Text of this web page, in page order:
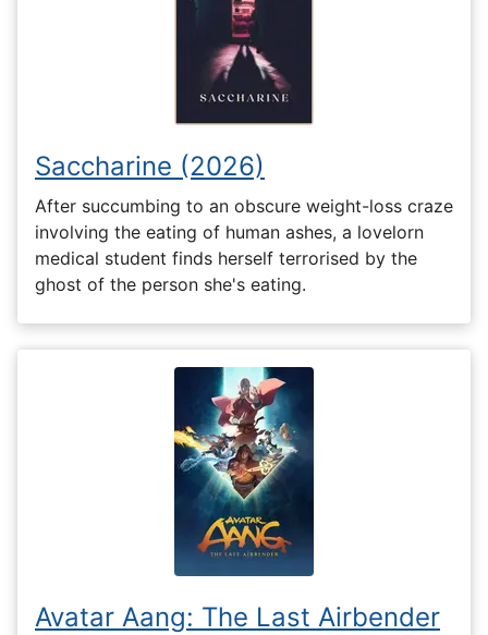
Saccharine (2026)
After succumbing to an obscure weight-loss craze
involving the eating of human ashes, a lovelorn
medical student finds herself terrorised by the
ghost of the person she's eating.
Avatar Aang: The Last Airbender